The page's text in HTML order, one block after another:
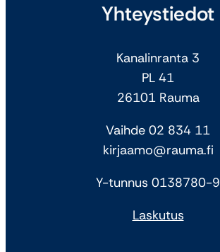
Yhteystiedot
Kanalinranta 3
PL 41
26101 Rauma
Vaihde 02 834 11
kirjaamo@rauma.fi
Y-tunnus 0138780-9
Laskutus